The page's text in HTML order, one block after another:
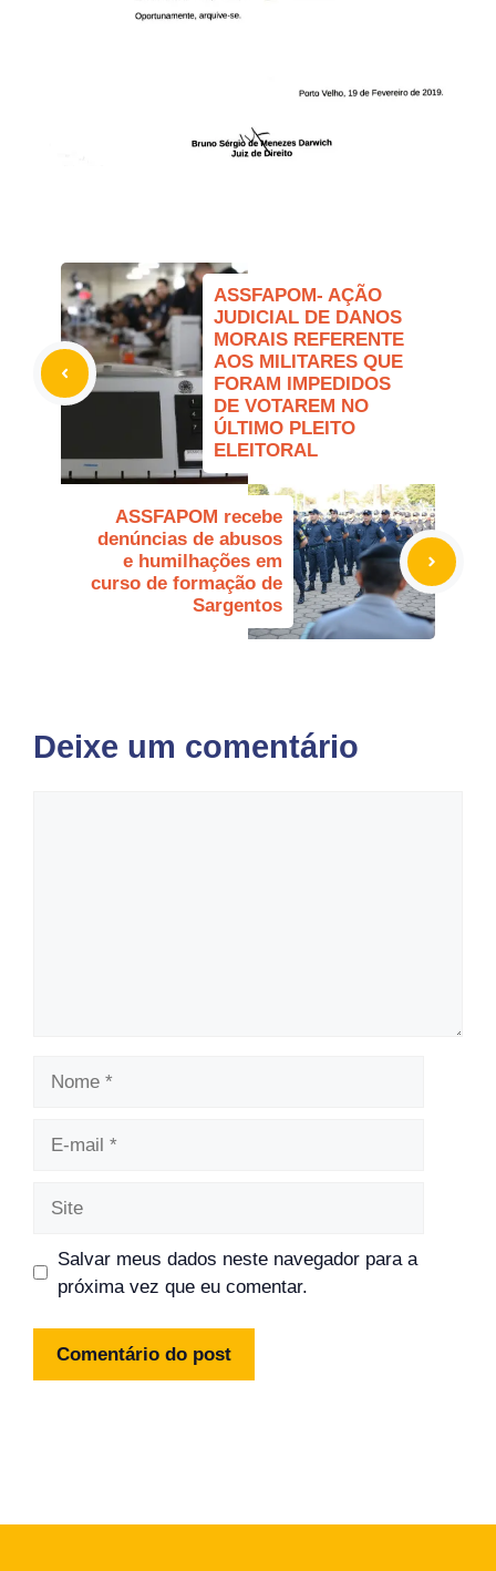
ASSFAPOM- AÇÃO
JUDICIAL DE DANOS
MORAIS REFERENTE
AOS MILITARES QUE
FORAM IMPEDIDOS
DE VOTAREM NO
ÚLTIMO PLEITO
ELEITORAL
ASSFAPOM recebe
denúncias de abusos
e humilhações em
curso de formação de
Sargentos
Deixe um comentário
Salvar meus dados neste navegador para a
próxima vez que eu comentar.